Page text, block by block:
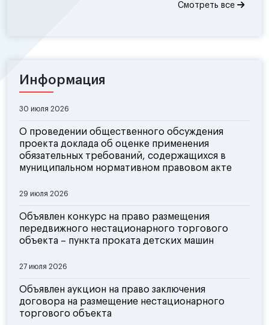
Смотреть все
Информация
30 июля 2026
О проведении общественного обсуждения
проекта доклада об оценке применения
обязательных требований, содержащихся в
муниципальном нормативном правовом акте
29 июля 2026
Объявлен конкурс на право размещения
передвижного нестационарного торгового
объекта – пункта проката детских машин
27 июля 2026
Объявлен аукцион на право заключения
договора на размещение нестационарного
торгового объекта